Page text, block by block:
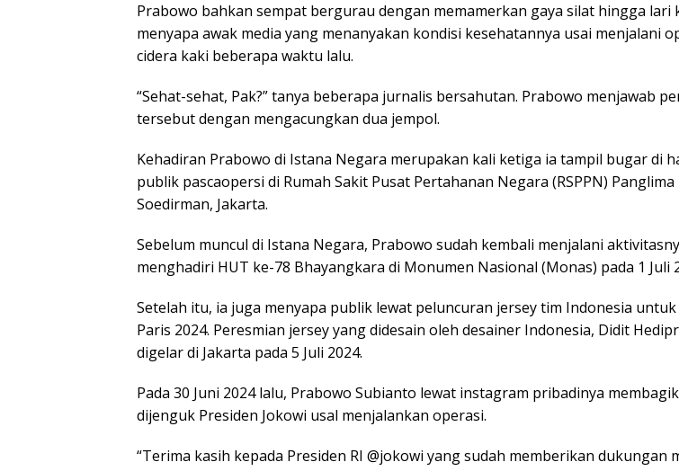
Prabowo bahkan sempat bergurau dengan memamerkan gaya silat hingga lari
menyapa awak media yang menanyakan kondisi kesehatannya usai menjalani
cidera kaki beberapa waktu lalu.
“Sehat-sehat, Pak?” tanya beberapa jurnalis bersahutan. Prabowo menjawab
tersebut dengan mengacungkan dua jempol.
Kehadiran Prabowo di Istana Negara merupakan kali ketiga ia tampil bugar di
publik pascaopersi di Rumah Sakit Pusat Pertahanan Negara (RSPPN) Panglima
Soedirman, Jakarta.
Sebelum muncul di Istana Negara, Prabowo sudah kembali menjalani
menghadiri HUT ke-78 Bhayangkara di Monumen Nasional (Monas) pada 1 Juli
Setelah itu, ia juga menyapa publik lewat peluncuran jersey tim Indonesia untuk
Paris 2024. Peresmian jersey yang didesain oleh desainer Indonesia, Didit
digelar di Jakarta pada 5 Juli 2024.
Pada 30 Juni 2024 lalu, Prabowo Subianto lewat instagram pribadinya
dijenguk Presiden Jokowi usal menjalankan operasi.
“Terima kasih kepada Presiden RI @jokowi yang sudah memberikan dukungan